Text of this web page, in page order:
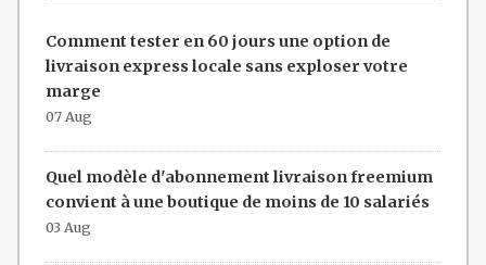
Comment tester en 60 jours une option de
livraison express locale sans exploser votre
marge
07 Aug
Quel modèle d'abonnement livraison freemium
convient à une boutique de moins de 10 salariés
03 Aug